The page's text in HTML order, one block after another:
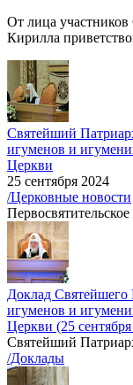
От лица
Кирилла
Святейший
игуменов и
Церкви
25 сентября 2024
/Церковные новости
Первосвятительское
Доклад
игуменов и
Церкви (25
Святейший
/Доклады